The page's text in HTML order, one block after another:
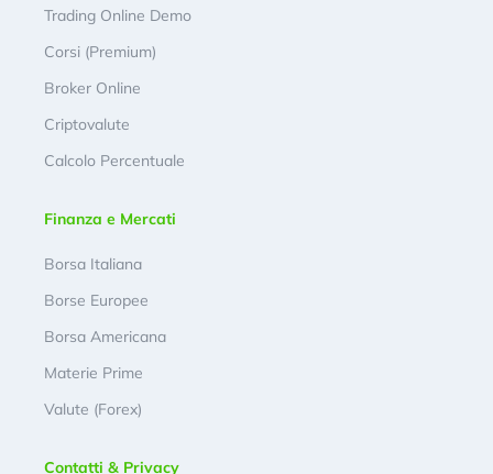
Trading Online Demo
Corsi (Premium)
Broker Online
Criptovalute
Calcolo Percentuale
Finanza e Mercati
Borsa Italiana
Borse Europee
Borsa Americana
Materie Prime
Valute (Forex)
Contatti & Privacy